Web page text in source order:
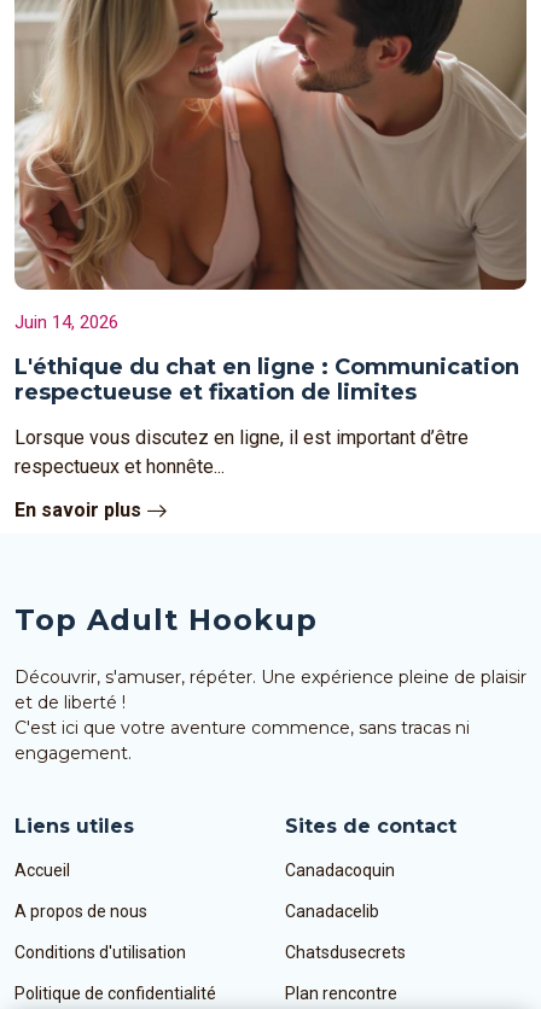
Juin 14, 2026
L'éthique du chat en ligne : Communication
respectueuse et fixation de limites
Lorsque vous discutez en ligne, il est important d’être
respectueux et honnête...
En savoir plus
Top Adult Hookup
Découvrir, s'amuser, répéter. Une expérience pleine de plaisir
et de liberté !
C'est ici que votre aventure commence, sans tracas ni
engagement.
Liens utiles
Accueil
A propos de nous
Conditions d'utilisation
Politique de confidentialité
Sites de contact
Canadacoquin
Canadacelib
Chatsdusecrets
Plan rencontre